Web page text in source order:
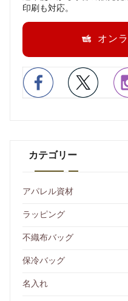
印刷も対応。
オン
カテゴリー
アパレル資材
ラッピング
不織布バッグ
保冷バッグ
名入れ